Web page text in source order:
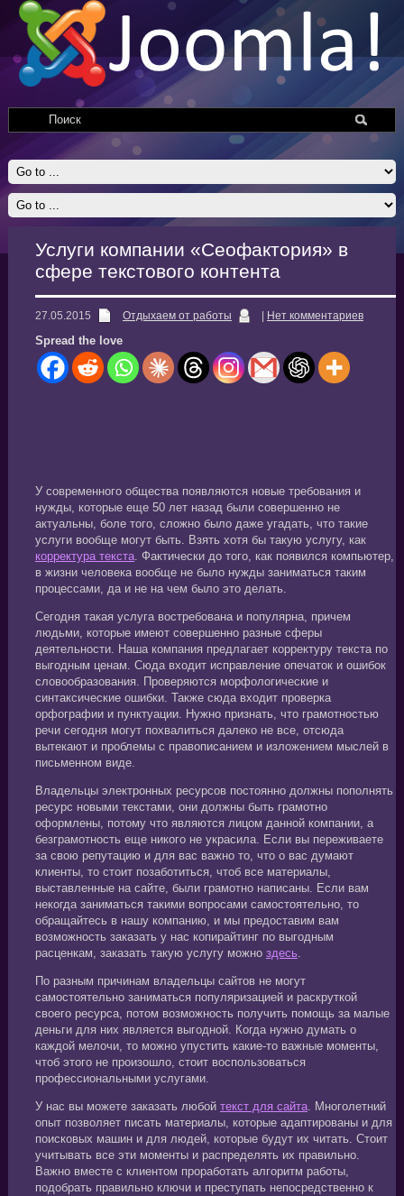
Услуги компании «Сеофактория» в
сфере текстового контента
27.05.2015 Отдыхаем от работы Нет комментариев
Spread the love
У современного общества появляются новые требования и
нужды, которые еще 50 лет назад были совершенно не
актуальны, боле того, сложно было даже угадать, что такие
услуги вообще могут быть. Взять хотя бы такую услугу, как
корректура текста. Фактически до того, как появился компьютер,
в жизни человека вообще не было нужды заниматься таким
процессами, да и не на чем было это делать.
Сегодня такая услуга востребована и популярна, причем
людьми, которые имеют совершенно разные сферы
деятельности. Наша компания предлагает корректуру текста по
выгодным ценам. Сюда входит исправление опечаток и ошибок
словообразования. Проверяются морфологические и
синтаксические ошибки. Также сюда входит проверка
орфографии и пунктуации. Нужно признать, что грамотностью
речи сегодня могут похвалиться далеко не все, отсюда
вытекают и проблемы с правописанием и изложением мыслей в
письменном виде.
Владельцы электронных ресурсов постоянно должны пополнять
ресурс новыми текстами, они должны быть грамотно
оформлены, потому что являются лицом данной компании, а
безграмотность еще никого не украсила. Если вы переживаете
за свою репутацию и для вас важно то, что о вас думают
клиенты, то стоит позаботиться, чтоб все материалы,
выставленные на сайте, были грамотно написаны. Если вам
некогда заниматься такими вопросами самостоятельно, то
обращайтесь в нашу компанию, и мы предоставим вам
возможность заказать у нас копирайтинг по выгодным
расценкам, заказать такую услугу можно здесь.
По разным причинам владельцы сайтов не могут
самостоятельно заниматься популяризацией и раскруткой
своего ресурса, потом возможность получить помощь за малые
деньги для них является выгодной. Когда нужно думать о
каждой мелочи, то можно упустить какие-то важные моменты,
чтоб этого не произошло, стоит воспользоваться
профессиональными услугами.
У нас вы можете заказать любой текст для сайта. Многолетний
опыт позволяет писать материалы, которые адаптированы и для
поисковых машин и для людей, которые будут их читать. Стоит
учитывать все эти моменты и распределять их правильно.
Важно вместе с клиентом проработать алгоритм работы,
подобрать правильно ключи и преступать непосредственно к